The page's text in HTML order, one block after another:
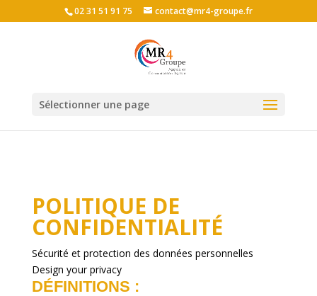
02 31 51 91 75 contact@mr4-groupe.fr
Sélectionner une page
POLITIQUE DE
CONFIDENTIALITÉ
Sécurité et protection des données personnelles
Design your privacy
DÉFINITIONS :